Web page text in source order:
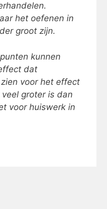
het oefenen in
groot zijn.
kunnen
dat
zien voor het effect
groter is dan
voor huiswerk in